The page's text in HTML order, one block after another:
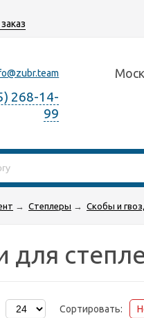
268-14-
99
→ Степлеры → Скобы и
для
Сортировать: